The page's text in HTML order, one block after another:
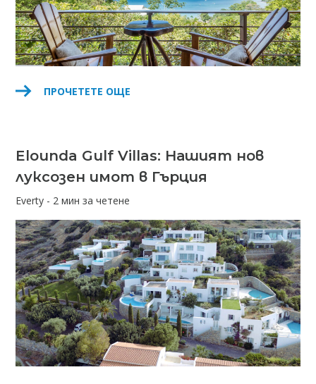
ПРОЧЕТЕТЕ ОЩЕ
Elounda Gulf Villas: Нашият нов
луксозен имот в Гърция
Everty - 2 мин за четене